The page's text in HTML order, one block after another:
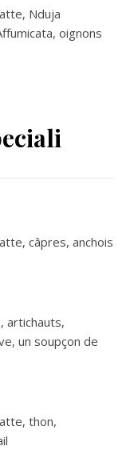
Nduja
oignons
câpres, anchois
artichauts,
un soupçon de
thon,